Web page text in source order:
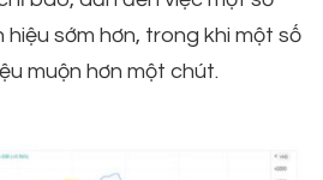
sớm hơn, trong khi một số
muộn hơn một chút.